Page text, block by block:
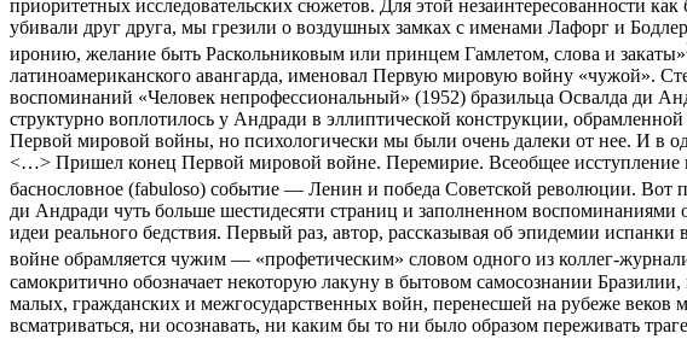
приоритетных исследовательских сюжетов. Для этой незаинтересованности
убивали друг друга, мы грезили о воздушных замках с именами Лафорг и
иронию, желание быть Раскольниковым или принцем Гамлетом, слова и закаты»
латиноамериканского авангарда, именовал Первую мировую войну «чужой».
воспоминаний «Человек непрофессиональный» (1952) бразильца Освалда ди
структурно воплотилось у Андради в эллиптической конструкции,
Первой мировой войны, но психологически мы были очень далеки от нее. И в
<…> Пришел конец Первой мировой войне. Перемирие. Всеобщее исступление
баснословное (fabuloso) событие — Ленин и победа Советской революции. Вот
ди Андради чуть больше шестидесяти страниц и заполненном
идеи реального бедствия. Первый раз, автор, рассказывая об эпидемии
войне обрамляется чужим — «профетическим» словом одного из коллег-
самокритично обозначает некоторую лакуну в бытовом самосознании
малых, гражданских и межгосударственных войн, перенесшей на рубеже
всматриваться, ни осознавать, ни каким бы то ни было образом переживать